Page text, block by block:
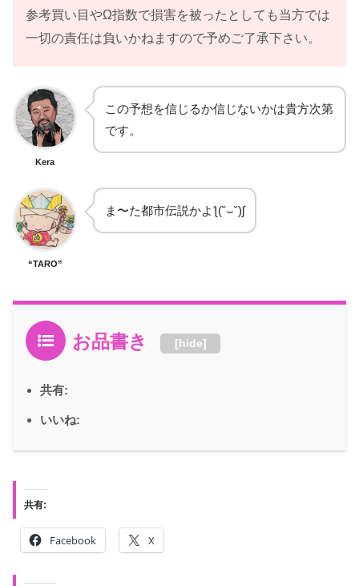
参考買い目やΩ指数で損害を被ったとしても当方では
一切の責任は負いかねますので予めご了承下さい。
Kera
この予想を信じるか信じないかは貴方次第
です。
“TARO”
ま〜た都市伝説かよƪ(˘⌣˘)ʃ
お品書き [hide]
共有:
いいね:
共有:
Facebook X